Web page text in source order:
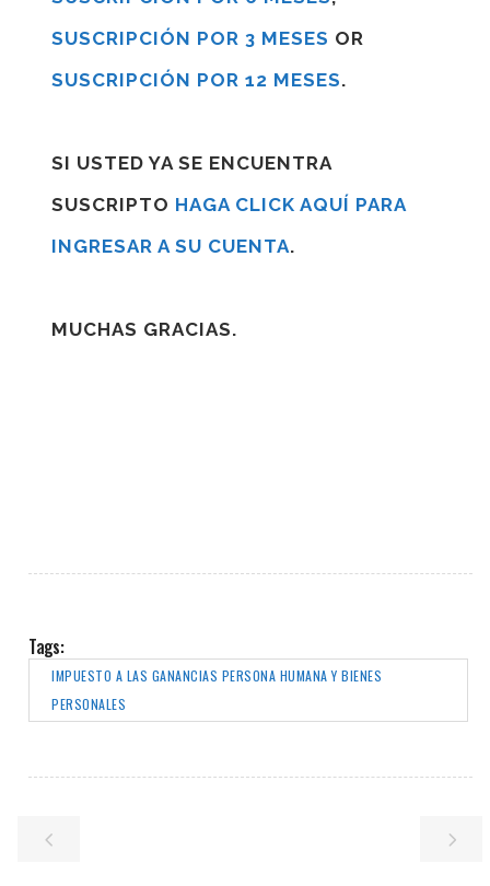
SUSCRIPCIÓN POR 3 MESES OR
SUSCRIPCIÓN POR 12 MESES.
SI USTED YA SE ENCUENTRA
SUSCRIPTO HAGA CLICK AQUÍ PARA
INGRESAR A SU CUENTA.
MUCHAS GRACIAS.
Tags:
IMPUESTO A LAS GANANCIAS PERSONA HUMANA Y BIENES
PERSONALES